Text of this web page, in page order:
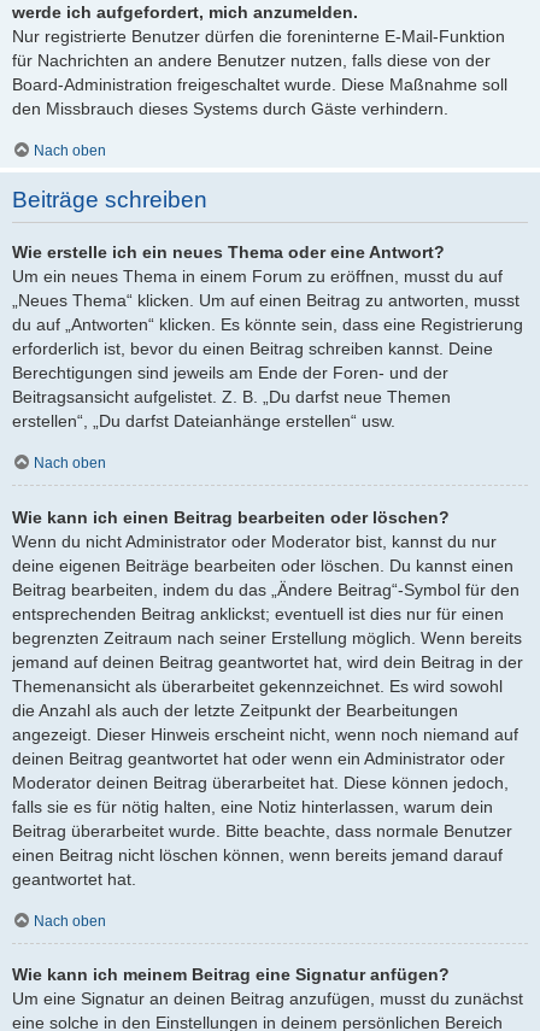
werde ich aufgefordert, mich anzumelden.
Nur registrierte Benutzer dürfen die foreninterne E-Mail-Funktion
für Nachrichten an andere Benutzer nutzen, falls diese von der
Board-Administration freigeschaltet wurde. Diese Maßnahme soll
den Missbrauch dieses Systems durch Gäste verhindern.
Nach oben
Beiträge schreiben
Wie erstelle ich ein neues Thema oder eine Antwort?
Um ein neues Thema in einem Forum zu eröffnen, musst du auf
„Neues Thema“ klicken. Um auf einen Beitrag zu antworten, musst
du auf „Antworten“ klicken. Es könnte sein, dass eine Registrierung
erforderlich ist, bevor du einen Beitrag schreiben kannst. Deine
Berechtigungen sind jeweils am Ende der Foren- und der
Beitragsansicht aufgelistet. Z. B. „Du darfst neue Themen
erstellen“, „Du darfst Dateianhänge erstellen“ usw.
Nach oben
Wie kann ich einen Beitrag bearbeiten oder löschen?
Wenn du nicht Administrator oder Moderator bist, kannst du nur
deine eigenen Beiträge bearbeiten oder löschen. Du kannst einen
Beitrag bearbeiten, indem du das „Ändere Beitrag“-Symbol für den
entsprechenden Beitrag anklickst; eventuell ist dies nur für einen
begrenzten Zeitraum nach seiner Erstellung möglich. Wenn bereits
jemand auf deinen Beitrag geantwortet hat, wird dein Beitrag in der
Themenansicht als überarbeitet gekennzeichnet. Es wird sowohl
die Anzahl als auch der letzte Zeitpunkt der Bearbeitungen
angezeigt. Dieser Hinweis erscheint nicht, wenn noch niemand auf
deinen Beitrag geantwortet hat oder wenn ein Administrator oder
Moderator deinen Beitrag überarbeitet hat. Diese können jedoch,
falls sie es für nötig halten, eine Notiz hinterlassen, warum dein
Beitrag überarbeitet wurde. Bitte beachte, dass normale Benutzer
einen Beitrag nicht löschen können, wenn bereits jemand darauf
geantwortet hat.
Nach oben
Wie kann ich meinem Beitrag eine Signatur anfügen?
Um eine Signatur an deinen Beitrag anzufügen, musst du zunächst
eine solche in den Einstellungen in deinem persönlichen Bereich